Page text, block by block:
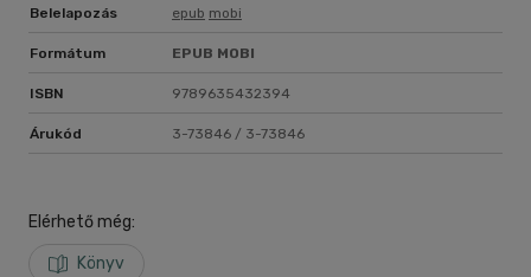
Belelapozás epub mobi
Formátum EPUB MOBI
ISBN 9789635432394
Árukód 3-73846 / 3-73846
Elérhető még:
Könyv